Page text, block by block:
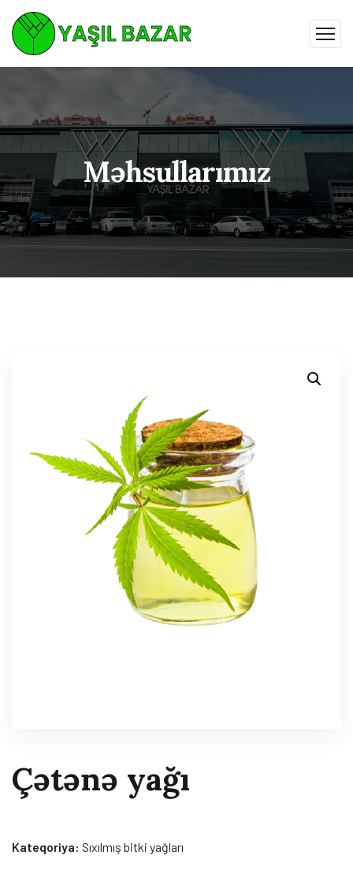
Məhsullarımız
Çətənə yağı
Kateqoriya: Sıxılmış bitki yağları